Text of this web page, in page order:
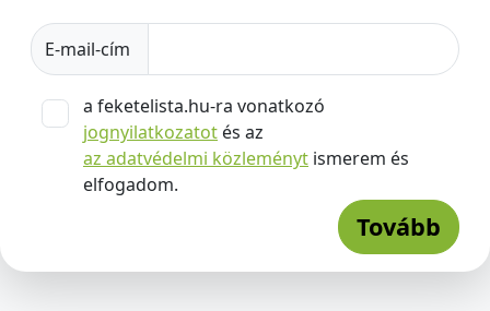
E-mail-cím
a feketelista.hu-ra vonatkozó
jognyilatkozatot és az
az adatvédelmi közleményt ismerem és
elfogadom.
Tovább